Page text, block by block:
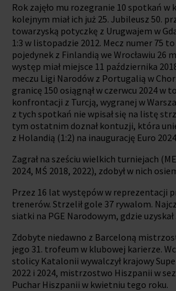
Rok zajęło mu rozegranie 10 spotkań w
kolejnym miał ich już 25. Jubileusz 50.
towarzyską potyczkę z Urugwajem w
1:3 w listopadzie 2012. Mecz numer 75
pojedynek z Finlandią we Wrocławiu 26
występ miał miejsce 11 października
meczu Ligi Narodów z Portugalią w
granicę 150 osiągnął w czerwcu 2024 w
konfrontacji z Turcją, wygranej w
z tych spotkań nie wpisał się na listę
tym ostatnim doznał kontuzji, która
z Holandią (1:2) na inaugurację Euro
Zagrał na sześciu wielkich turniejach
2024, MŚ 2018, 2022), zdobył w nich
Przez 16 lat występów w reprezentacji
trenerów. Strzelił gole 37 rywalom.
siatki na PGE Narodowym, gdzie
Zdobyte niedawno z Barceloną
jego 31. trofeum w klubowej karierze.
stolicy Katalonii wywalczył krajowy
2022 i 2024, mistrzostwo Hiszpanii w
Puchar Hiszpanii w kwietniu tego roku.